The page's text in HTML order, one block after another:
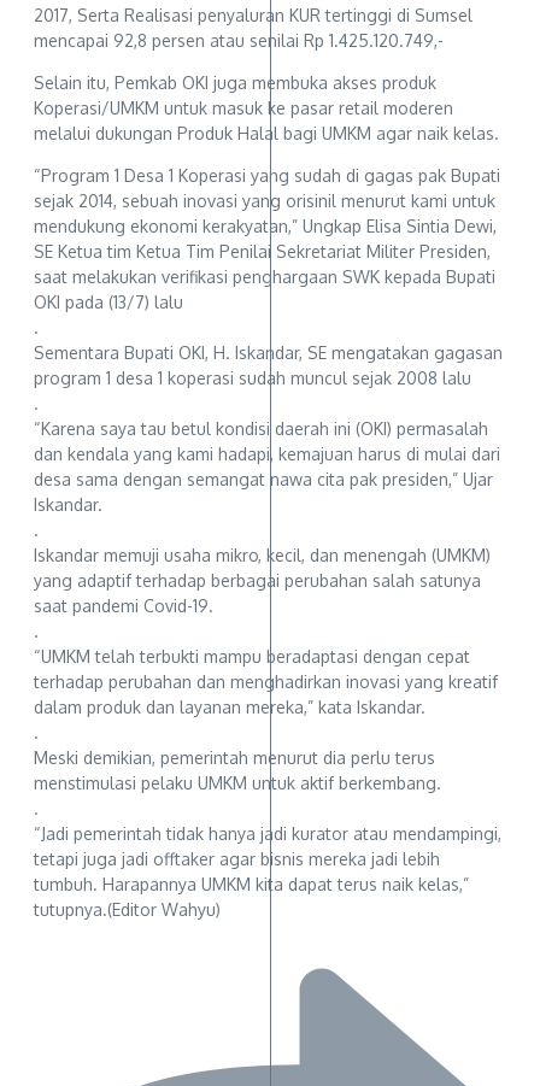
2017, Serta Realisasi penyaluran KUR tertinggi di Sumsel
mencapai 92,8 persen atau senilai Rp 1.425.120.749,-
Selain itu, Pemkab OKI juga membuka akses produk
Koperasi/UMKM untuk masuk ke pasar retail moderen
melalui dukungan Produk Halal bagi UMKM agar naik kelas.
“Program 1 Desa 1 Koperasi yang sudah di gagas pak Bupati
sejak 2014, sebuah inovasi yang orisinil menurut kami untuk
mendukung ekonomi kerakyatan,” Ungkap Elisa Sintia Dewi,
SE Ketua tim Ketua Tim Penilai Sekretariat Militer Presiden,
saat melakukan verifikasi penghargaan SWK kepada Bupati
OKI pada (13/7) lalu
.
Sementara Bupati OKI, H. Iskandar, SE mengatakan gagasan
program 1 desa 1 koperasi sudah muncul sejak 2008 lalu
.
“Karena saya tau betul kondisi daerah ini (OKI) permasalah
dan kendala yang kami hadapi, kemajuan harus di mulai dari
desa sama dengan semangat nawa cita pak presiden,” Ujar
Iskandar.
.
Iskandar memuji usaha mikro, kecil, dan menengah (UMKM)
yang adaptif terhadap berbagai perubahan salah satunya
saat pandemi Covid-19.
.
“UMKM telah terbukti mampu beradaptasi dengan cepat
terhadap perubahan dan menghadirkan inovasi yang kreatif
dalam produk dan layanan mereka,” kata Iskandar.
.
Meski demikian, pemerintah menurut dia perlu terus
menstimulasi pelaku UMKM untuk aktif berkembang.
.
“Jadi pemerintah tidak hanya jadi kurator atau mendampingi,
tetapi juga jadi offtaker agar bisnis mereka jadi lebih
tumbuh. Harapannya UMKM kita dapat terus naik kelas,”
tutupnya.(Editor Wahyu)